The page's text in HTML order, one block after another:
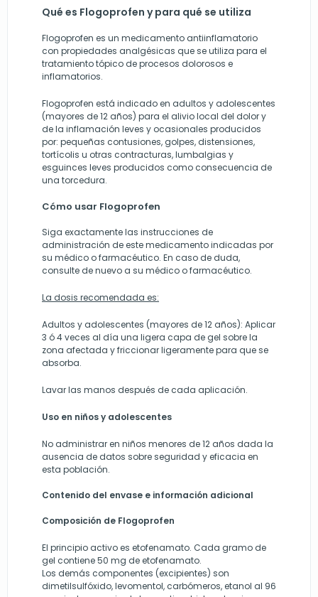
Qué es Flogoprofen y para qué se utiliza
Flogoprofen es un medicamento antiinflamatorio
con propiedades analgésicas que se utiliza para el
tratamiento tópico de procesos dolorosos e
inflamatorios.
Flogoprofen está indicado en adultos y adolescentes
(mayores de 12 años) para el alivio local del dolor y
de la inflamación leves y ocasionales producidos
por: pequeñas contusiones, golpes, distensiones,
tortícolis u otras contracturas, lumbalgias y
esguinces leves producidos como consecuencia de
una torcedura.
Cómo usar Flogoprofen
Siga exactamente las instrucciones de
administración de este medicamento indicadas por
su médico o farmacéutico. En caso de duda,
consulte de nuevo a su médico o farmacéutico.
La dosis recomendada es:
Adultos y adolescentes (mayores de 12 años): Aplicar
3 ó 4 veces al día una ligera capa de gel sobre la
zona afectada y friccionar ligeramente para que se
absorba.
Lavar las manos después de cada aplicación.
Uso en niños y adolescentes
No administrar en niños menores de 12 años dada la
ausencia de datos sobre seguridad y eficacia en
esta población.
Contenido del envase e información adicional
Composición de Flogoprofen
El principio activo es etofenamato. Cada gramo de
gel contiene 50 mg de etofenamato.
Los demás componentes (excipientes) son
dimetilsulfóxido, levomentol, carbómeros, etanol al 96